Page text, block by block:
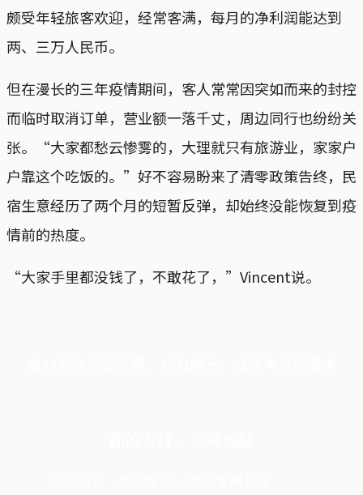
颇受年轻旅客欢迎，经常客满，每月的净利润能达到
两、三万人民币。
但在漫长的三年疫情期间，客人常常因突如而来的封控
而临时取消订单，营业额一落千丈，周边同行也纷纷关
张。“大家都愁云惨雾的，大理就只有旅游业，家家户
户靠这个吃饭的。”好不容易盼来了清零政策告终，民
宿生意经历了两个月的短暂反弹，却始终没能恢复到疫
情前的热度。
“大家手里都没钱了，不敢花了，”Vincent说。